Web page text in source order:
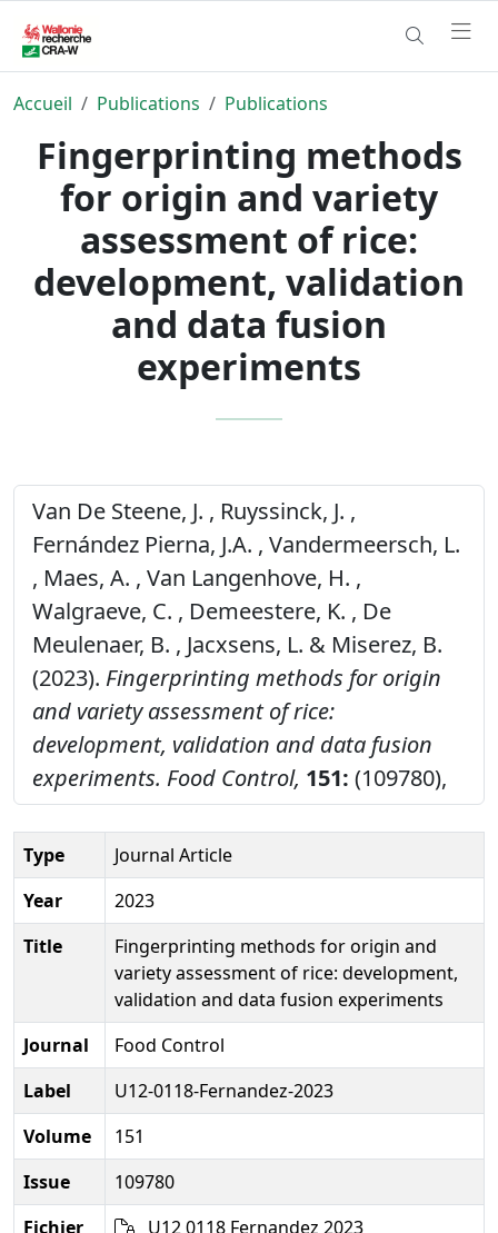
Accueil Publications Publications
Fingerprinting methods
for origin and variety
assessment of rice:
development, validation
and data fusion
experiments
Van De Steene, J. , Ruyssinck, J. ,
Fernández Pierna, J.A. , Vandermeersch, L.
, Maes, A. , Van Langenhove, H. ,
Walgraeve, C. , Demeestere, K. , De
Meulenaer, B. , Jacxsens, L. & Miserez, B.
(2023). Fingerprinting methods for origin
and variety assessment of rice:
development, validation and data fusion
experiments. Food Control, 151: (109780),
Type
Journal Article
Year
2023
Title
Fingerprinting methods for origin and
variety assessment of rice: development,
validation and data fusion experiments
Journal
Food Control
Label
U12-0118-Fernandez-2023
Volume
151
Issue
109780
Fichier
U12 0118 Fernandez 2023